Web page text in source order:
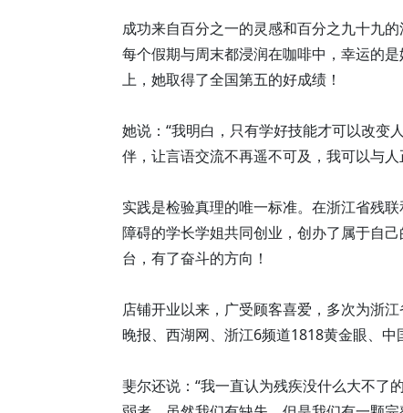
成功来自百分之一的灵感和百分之九十九
每个假期与周末都浸润在咖啡中，幸运的
上，她取得了全国第五的好成绩！
她说：“我明白，只有学好技能才可以改变
伴，让言语交流不再遥不可及，我可以与
实践是检验真理的唯一标准。在浙江省残
障碍的学长学姐共同创业，创办了属于自
台，有了奋斗的方向！
店铺开业以来，广受顾客喜爱，多次为浙
晚报、西湖网、浙江6频道1818黄金眼、中
斐尔还说：“我一直认为残疾没什么大不了